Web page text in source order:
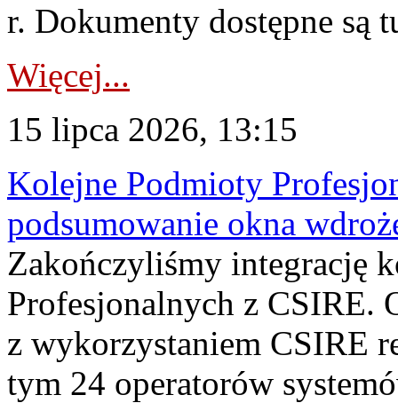
r. Dokumenty dostępne są
Więcej...
15 lipca 2026, 13:15
Kolejne Podmioty
podsumowanie okna
Zakończyliśmy integrację
Profesjonalnych z CSIRE.
z wykorzystaniem CSIRE
tym 24 operatorów